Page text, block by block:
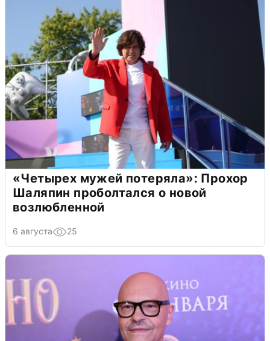
«Четырех мужей потеряла»: Прохор
Шаляпин проболтался о новой
возлюбленной
6 августа 25